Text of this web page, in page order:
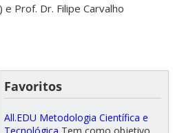
e Prof. Dr. Filipe Carvalho
Favoritos
All.EDU Metodologia Científica e